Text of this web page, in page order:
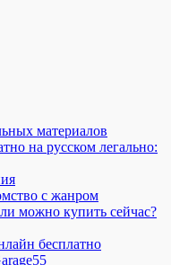
материалов
на русском легально:
с жанром
можно купить сейчас?
бесплатно